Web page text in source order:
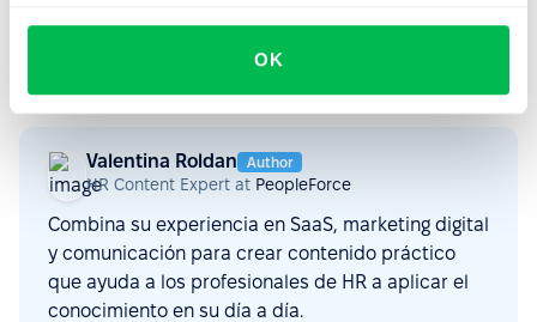
OK
humanos en tu empresa.
reducir hasta un 37% los costos de
capacitación.
Valentina Roldan Author
HR Content Expert at PeopleForce
Combina su experiencia en SaaS, marketing digital
y comunicación para crear contenido práctico
que ayuda a los profesionales de HR a aplicar el
conocimiento en su día a día.